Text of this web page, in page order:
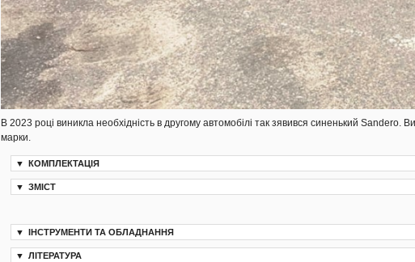
В 2023 році виникла необхідність в другому автомобілі так зявився синенький Sandero.
марки.
▼ КОМПЛЕКТАЦІЯ
▼ ЗМІСТ
▼ ІНСТРУМЕНТИ ТА ОБЛАДНАННЯ
▼ ЛІТЕРАТУРА